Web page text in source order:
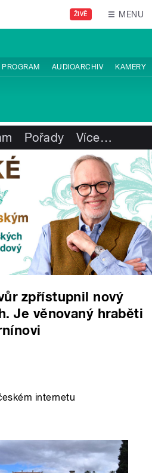
ŽIVĚ MENU
PROGRAM AUDIOARCHIV KAMERY
Pořady Více…
zpřístupnil nový
Je věnovaný hraběti
internetu